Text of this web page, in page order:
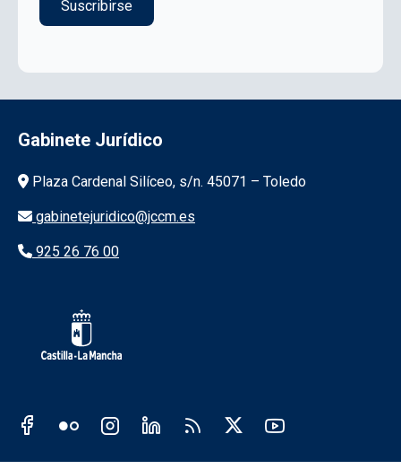
Gabinete Jurídico
Información de la institución
Plaza Cardenal Silíceo, s/n. 45071 – Toledo
gabinetejuridico@jccm.es
925 26 76 00
Redes sociales JCCM